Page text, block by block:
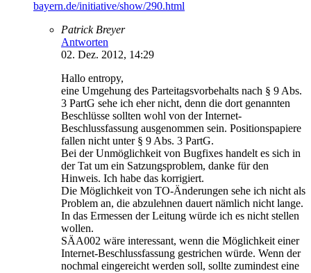
bayern.de/initiative/show/290.html
Patrick Breyer
Antworten
02. Dez. 2012, 14:29
Hallo entropy,
eine Umgehung des Parteitagsvorbehalts nach § 9 Abs.
3 PartG sehe ich eher nicht, denn die dort genannten
Beschlüsse sollten wohl von der Internet-
Beschlussfassung ausgenommen sein. Positionspapiere
fallen nicht unter § 9 Abs. 3 PartG.
Bei der Unmöglichkeit von Bugfixes handelt es sich in
der Tat um ein Satzungsproblem, danke für den
Hinweis. Ich habe das korrigiert.
Die Möglichkeit von TO-Änderungen sehe ich nicht als
Problem an, die abzulehnen dauert nämlich nicht lange.
In das Ermessen der Leitung würde ich es nicht stellen
wollen.
SÄA002 wäre interessant, wenn die Möglichkeit einer
Internet-Beschlussfassung gestrichen würde. Wenn der
nochmal eingereicht werden soll, sollte zumindest eine